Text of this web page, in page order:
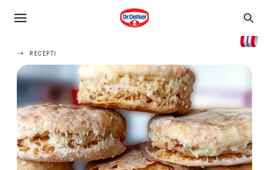
RECEPTI